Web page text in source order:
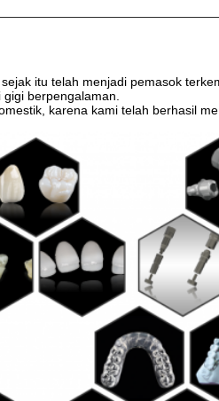
itu telah menjadi pemasok
berpengalaman.
karena kami telah berhasil